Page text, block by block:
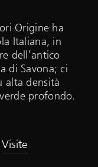
Origine ha
Italiana, in
dell’antico
di Savona; ci
alta densità
profondo.
Visite